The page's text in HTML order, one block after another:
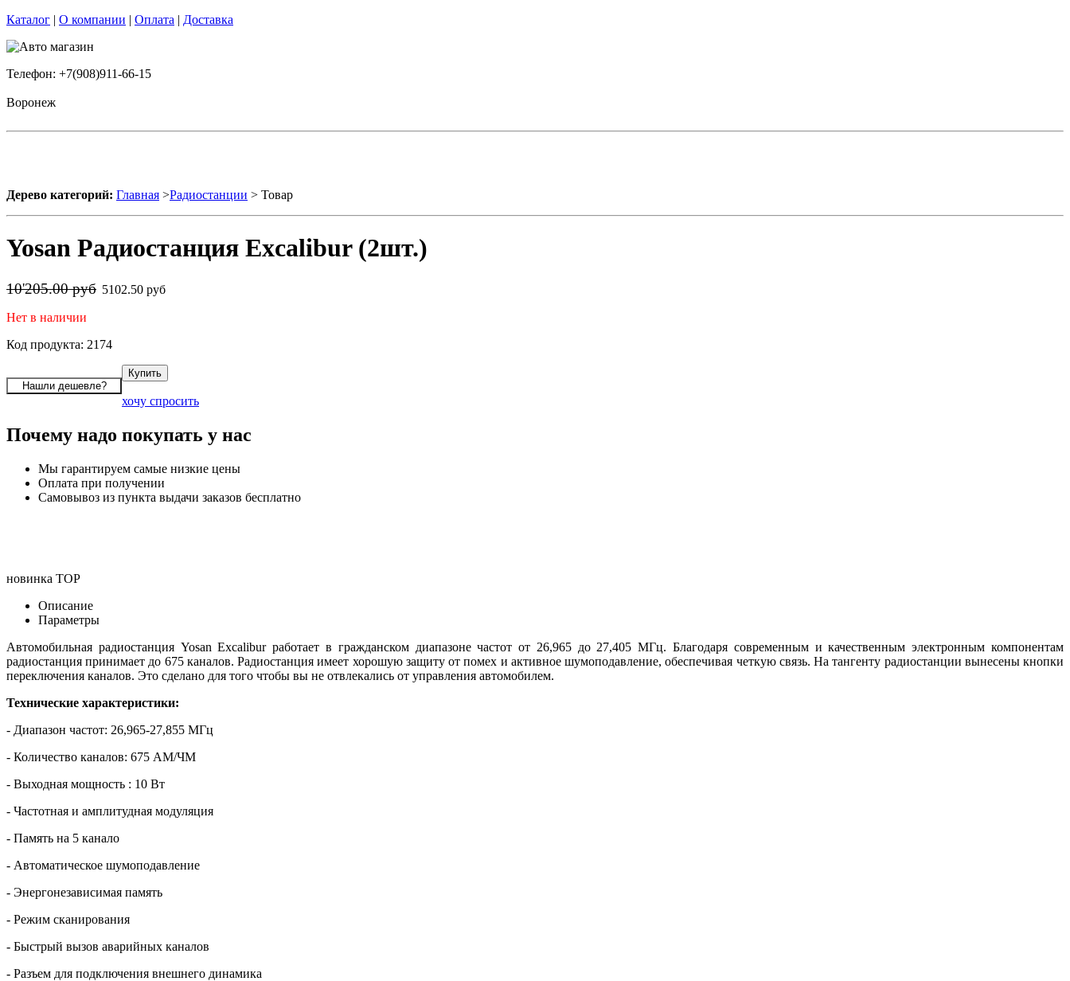
Каталог | О компании | Оплата | Доставка
Телефон: +7(908)911-66-15
Воронеж
Дерево категорий: Главная >Радиостанции > Товар
Yosan Радиостанция Excalibur (2шт.)
10'205.00 руб 5102.50 руб
Нет в наличии
Код продукта: 2174
хочу спросить
Почему надо покупать у нас
Мы гарантируем самые низкие цены
Оплата при получении
Самовывоз из пункта выдачи заказов бесплатно
новинка TOP
Описание
Параметры
Автомобильная радиостанция Yosan Excalibur работает в гражданском диапазоне частот от 26,965 до 27,405 МГц. Благодаря современным и качественным электронным компонентам
радиостанция принимает до 675 каналов. Радиостанция имеет хорошую защиту от помех и активное шумоподавление, обеспечивая четкую связь. На тангенту радиостанции вынесены кнопки
переключения каналов. Это сделано для того чтобы вы не отвлекались от управления автомобилем.
Технические характеристики:
- Диапазон частот: 26,965-27,855 МГц
- Количество каналов: 675 АМ/ЧМ
- Выходная мощность : 10 Вт
- Частотная и амплитудная модуляция
- Память на 5 канало
- Автоматическое шумоподавление
- Энергонезависимая память
- Режим сканирования
- Быстрый вызов аварийных каналов
- Разъем для подключения внешнего динамика